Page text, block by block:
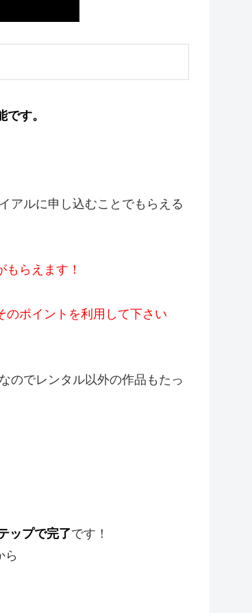
す。
アルに申し込むことでもらえる
らえます！
のポイントを利用して下さい
のでレンタル以外の作品もたっ
ップで完了です！
ら